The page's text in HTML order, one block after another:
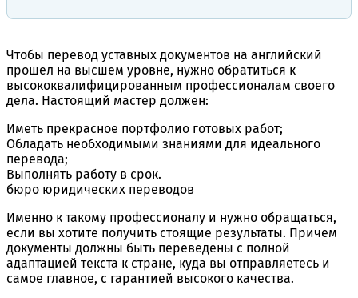
Чтобы перевод уставных документов на английский
прошел на высшем уровне, нужно обратиться к
высококвалифицированным профессионалам своего
дела. Настоящий мастер должен:
Иметь прекрасное портфолио готовых работ;
Обладать необходимыми знаниями для идеального
перевода;
Выполнять работу в срок.
бюро юридических переводов
Именно к такому профессионалу и нужно обращаться,
если вы хотите получить стоящие результаты. Причем
документы должны быть переведены с полной
адаптацией текста к стране, куда вы отправляетесь и
самое главное, с гарантией высокого качества.